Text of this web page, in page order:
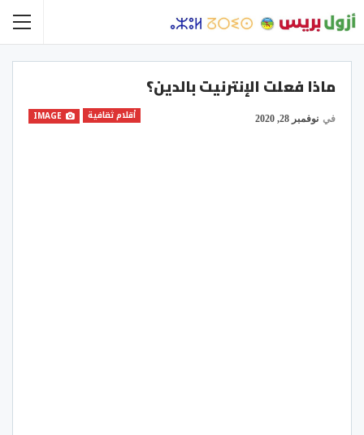
ماذا فعلت الإنترنيت بالدين؟
أقلام ثقافية في نوفمبر 28, 2020